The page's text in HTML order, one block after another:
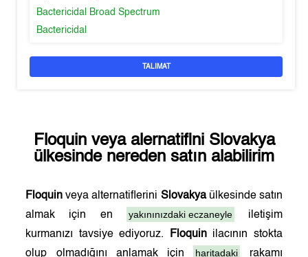
Bactericidal Broad Spectrum
Bactericidal
TALIMAT
Floquinveya alernatifini Slovakya
ülkesinde nereden satın alabilirim
Floquin veya alternatiflerini Slovakyaülkesinde satın
almak için en
yakınınızdaki eczaneyle
iletişim
kurmanızı tavsiye ediyoruz.
Floquinilacının stokta
olup olmadığını anlamak için
haritadaki rakamı